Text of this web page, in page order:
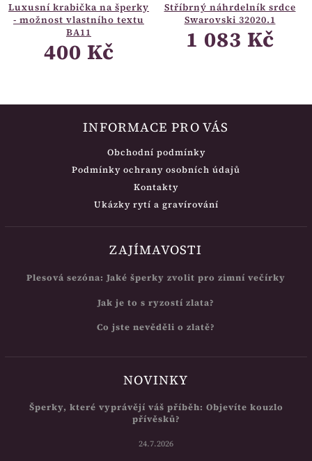
Luxusní krabička na šperky
- možnost vlastního textu
BA11
400 Kč
Stříbrný náhrdelník srdce
Swarovski 32020.1
1 083 Kč
INFORMACE PRO VÁS
Obchodní podmínky
Podmínky ochrany osobních údajů
Kontakty
Ukázky rytí a gravírování
ZAJÍMAVOSTI
Plesová sezóna: Jaké šperky zvolit pro zimní večírky
Jak je to s ryzostí zlata?
Co jste nevěděli o zlatě?
NOVINKY
Šperky, které vyprávějí váš příběh: Objevíte kouzlo
přívěsků?
24.7.2026